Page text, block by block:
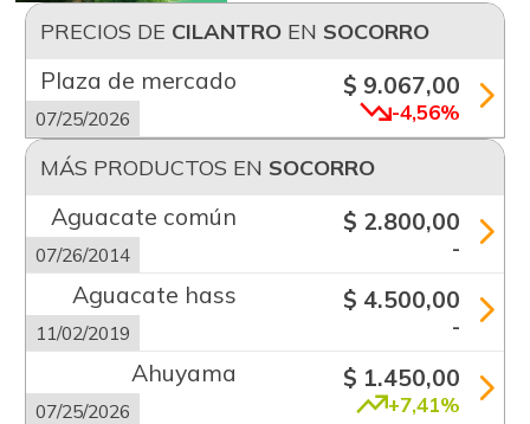
PRECIOS DE CILANTROEN SOCORRO
Plaza de mercado
07/25/2026
$ 9.067,00
-4,56%
MÁS PRODUCTOS EN SOCORRO
Aguacate común
07/26/2014
$ 2.800,00
-
Aguacate hass
11/02/2019
$ 4.500,00
-
Ahuyama
07/25/2026
$ 1.450,00
+7,41%